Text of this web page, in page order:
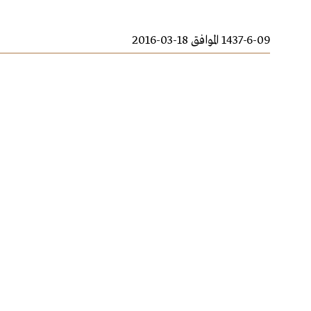
1437-6-09 الموافق 18-03-2016